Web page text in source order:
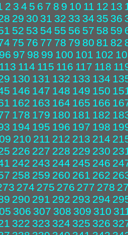
2 3 4 5 6 7 8 9 10 11 12 13
29 30 31 32 33 34 35 36
52 53 54 55 56 57 58 59
75 76 77 78 79 80 81 82
96 97 98 99 100 101 102
113 114 115 116 117 118
130 131 132 133 134
146 147 148 149 150
162 163 164 165 166
178 179 180 181 182
194 195 196 197 198
210 211 212 213 214
226 227 228 229 230
242 243 244 245 246
258 259 260 261 262
274 275 276 277 278
290 291 292 293 294
306 307 308 309 310
322 323 324 325 326